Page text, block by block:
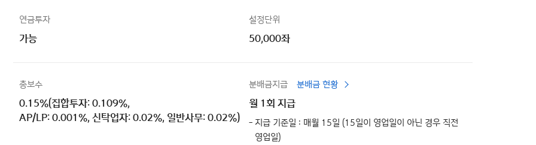
연금투자
가능
설정단위
50,000좌
총보수
0.15%(집합투자: 0.109%,
AP/LP: 0.001%, 신탁업자: 0.02%, 일반사무: 0.02%)
분배금지급 분배금 현황
월 1회 지급
- 지급 기준일 : 매월 15일 (15일이 영업일이 아닌 경우 직전
영업일)